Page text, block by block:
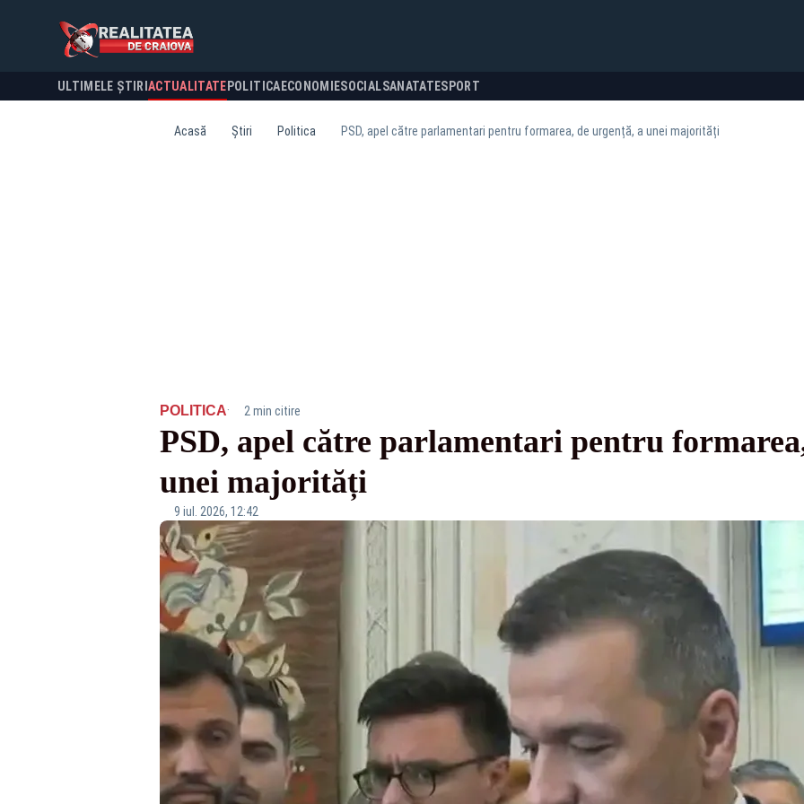
ULTIMELE ȘTIRI ACTUALITATE POLITICA ECONOMIESOCIALSANATATESPORT
Acasă Știri Politica PSD, apel către parlamentari pentru formarea, de urgență, a unei majorități
POLITICA· 2 min citire
PSD, apel către parlamentari pentru
unei majorități
9 iul. 2026, 12:42